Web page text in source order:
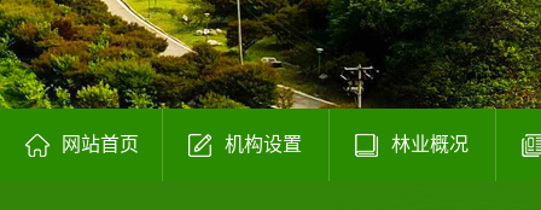
网站首页 机构设置 林业概况